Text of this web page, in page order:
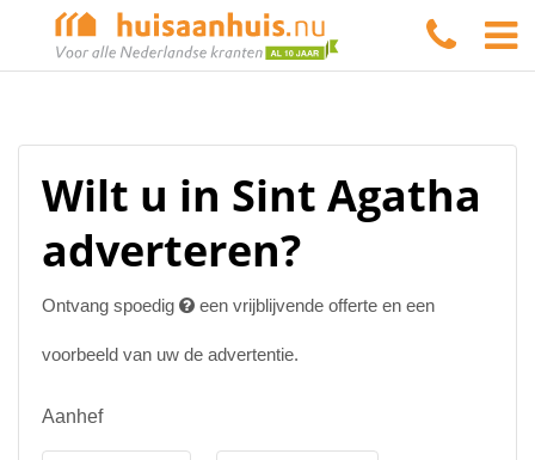
Wilt u in Sint Agatha
adverteren?
Ontvang spoedig een vrijblijvende offerte en een
voorbeeld van uw de advertentie.
Aanhef